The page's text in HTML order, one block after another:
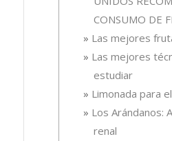
CONSUMO DE
Las mejores
Las mejores
estudiar
Limonada para
Los Arándanos:
renal